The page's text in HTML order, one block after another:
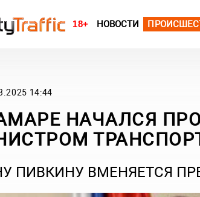
18+ НОВОСТИ
14:44
НАЧАЛСЯ
ПИВКИНУ ВМЕНЯЕТСЯ